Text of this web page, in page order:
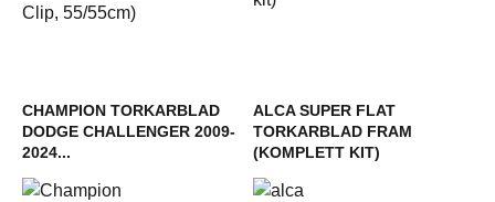
CHAMPION TORKARBLAD
DODGE CHALLENGER 2009-
2024...
ALCA SUPER FLAT
TORKARBLAD FRAM
(KOMPLETT KIT)